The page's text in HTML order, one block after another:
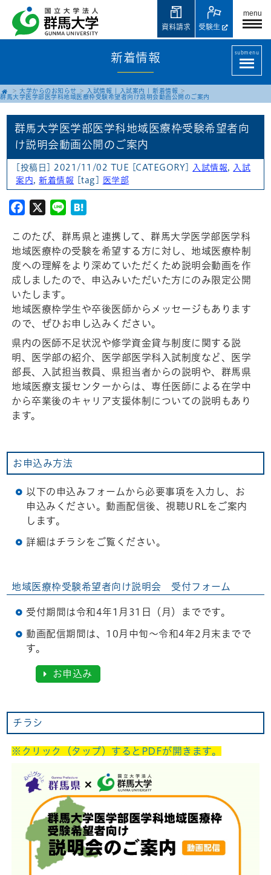
menu
受験生
資料請求
新着情報 submenu
大学からのお知らせ 入試情報 入試案内
新着情報
群馬大学医学部医学科地域医療枠受験希望者向け説明会動画公開のご案内
群馬大学医学部医学科地域医療枠受験希望者向
け説明会動画公開のご案内
[投稿日] 2021/11/02 TUE [CATEGORY] 入試情報,
入試
案内 ,新着情報 [tag] 医学部
Facebook
X Line
このたび、群馬県と連携して、群馬大学医学部医学科
地域医療枠の受験を希望する方に対し、地域医療枠制
度への理解をより深めていただくため説明会動画を作
成しましたので、申込みいただいた方にのみ限定公開
いたします。
地域医療枠学生や卒後医師からメッセージもあります
ので、ぜひお申し込みください。
県内の医師不足状況や修学資金貸与制度に関する説
明、医学部の紹介、医学部医学科入試制度など、医学
部長、入試担当教員、県担当者からの説明や、群馬県
地域医療支援センターからは、専任医師による在学中
から卒業後のキャリア支援体制についての説明もあり
ます。
お申込み方法
以下の申込みフォームから必要事項を入力し、お
申込みください。動画配信後、視聴URLをご案内
します。
詳細はチラシをご覧ください。
地域医療枠受験希望者向け説明会 受付フォーム
受付期間は令和4年1月31日（月）までです。
動画配信期間は、10月中旬～令和4年2月末までで
す。
お申込み
チラシ
※クリック（タップ）するとPDFが開きます。